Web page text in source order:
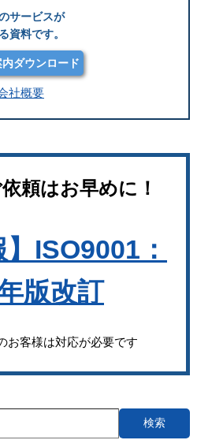
サービスが
資料です。
ダウンロード
社概要
頼はお早めに！
】ISO9001：
版改訂
お客様は対応が必要です